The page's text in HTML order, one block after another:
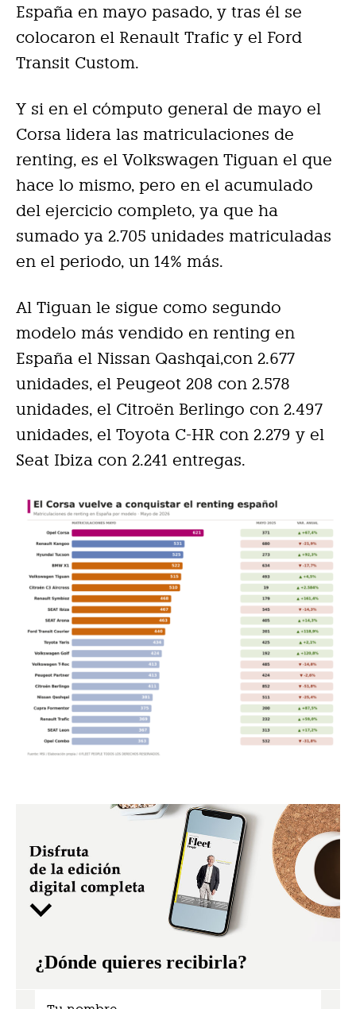
España en mayo pasado, y tras él se
colocaron el Renault Trafic y el Ford
Transit Custom.
Y si en el cómputo general de mayo el
Corsa lidera las matriculaciones de
renting, es el Volkswagen Tiguan el que
hace lo mismo, pero en el acumulado
del ejercicio completo, ya que ha
sumado ya 2.705 unidades matriculadas
en el periodo, un 14% más.
Al Tiguan le sigue como segundo
modelo más vendido en renting en
España el Nissan Qashqai,con 2.677
unidades, el Peugeot 208 con 2.578
unidades, el Citroën Berlingo con 2.497
unidades, el Toyota C-HR con 2.279 y el
Seat Ibiza con 2.241 entregas.
¿Dónde quieres recibirla?